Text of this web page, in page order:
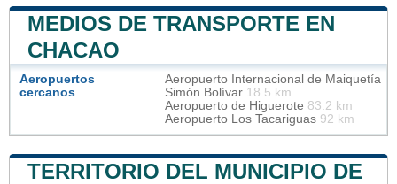
MEDIOS DE TRANSPORTE EN
CHACAO
Aeropuertos
cercanos
Aeropuerto Internacional de Maiquetía
Simón Bolívar 18.5 km
Aeropuerto de Higuerote 83.2 km
Aeropuerto Los Tacariguas 92 km
TERRITORIO DEL MUNICIPIO DE